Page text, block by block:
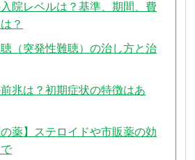
院レベルは？基準、期間、費
？
（突発性難聴）の治し方と治
兆は？初期症状の特徴はあ
の薬】ステロイドや市販薬の効